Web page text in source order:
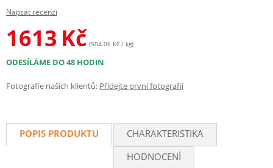
Napsat recenzi
1613 Kč (504.06 Kč / kg)
ODESÍLÁME DO 48 HODIN
Fotografie našich klientů: Přidejte první fotografii
POPIS PRODUKTU
CHARAKTERISTIKA
HODNOCENÍ